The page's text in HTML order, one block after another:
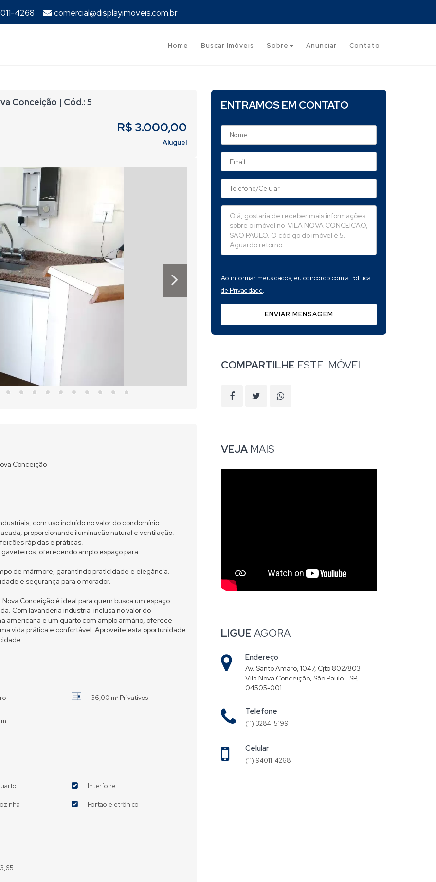
4268 comercial@displayimoveis.com.br
Home Buscar Imóveis Sobre Anunciar Contato
Conceição | Cód.: 5
R$ 3.000,00
Aluguel
Conceição
com uso incluído no valor do condomínio.
proporcionando iluminação natural e ventilação.
rápidas e práticas.
oferecendo amplo espaço para
de mármore, garantindo praticidade e elegância.
e segurança para o morador.
Conceição é ideal para quem busca um espaço
Com lavanderia industrial inclusa no valor do
americana e um quarto com amplo armário, oferece
vida prática e confortável. Aproveite esta oportunidade
36,00 m² Privativos
Interfone
Portao eletrônico
ENTRAMOS EM CONTATO
Ao informar meus dados, eu concordo com a Política
de Privacidade.
ENVIAR MENSAGEM
COMPARTILHE ESTE IMÓVEL
VEJA MAIS
LIGUE AGORA
Endereço
Av. Santo Amaro, 1047, Cjto 802/803 -
Vila Nova Conceição, São Paulo - SP,
04505-001
Telefone
(11) 3284-5199
Celular
(11) 94011-4268